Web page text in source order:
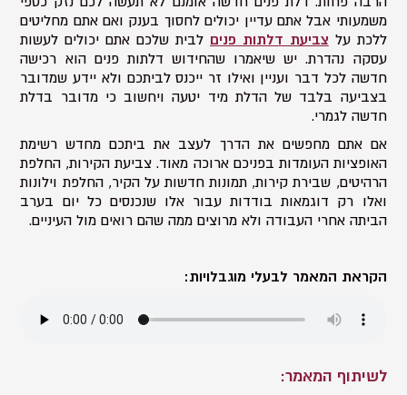
משמעותי אבל אתם עדיין יכולים לחסוך בענק ואם אתם מחליטים
ללכת על צביעת דלתות פנים לבית שלכם אתם יכולים לעשות
עסקה נהדרת. יש שיאמרו שהחידוש דלתות פנים הוא רכישה
חדשה לכל דבר ועניין ואילו זר ייכנס לביתכם ולא יידע שמדובר
בצביעה בלבד של הדלת מיד יטעה ויחשוב כי מדובר בדלת
חדשה לגמרי.
אם אתם מחפשים את הדרך לעצב את ביתכם מחדש רשימת
האופציות העומדות בפניכם ארוכה מאוד. צביעת הקירות, החלפת
הרהיטים, שבירת קירות, תמונות חדשות על הקיר, החלפת וילונות
ואלו רק דוגמאות בודדות עבור אלו שנכנסים כל יום בערב
הביתה אחרי העבודה ולא מרוצים ממה שהם רואים מול העיניים.
הקראת המאמר לבעלי מוגבלויות:
לשיתוף המאמר: